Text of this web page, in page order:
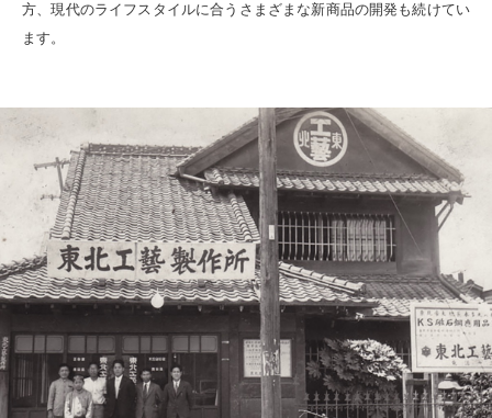
方、現代のライフスタイルに合うさまざまな新商品の開発も続けてい
ます。